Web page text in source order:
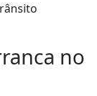
no